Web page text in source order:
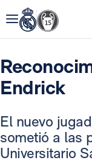
Endrick
El nuevo
sometió a las
Universitario